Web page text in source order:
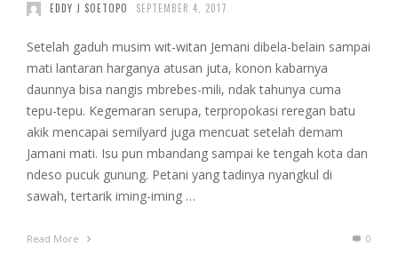
EDDY J SOETOPO SEPTEMBER 4, 2017
Setelah gaduh musim wit-witan Jemani dibela-belain sampai
mati lantaran harganya atusan juta, konon kabarnya
daunnya bisa nangis mbrebes-mili, ndak tahunya cuma
tepu-tepu. Kegemaran serupa, terpropokasi reregan batu
akik mencapai semilyard juga mencuat setelah demam
Jamani mati. Isu pun mbandang sampai ke tengah kota dan
ndeso pucuk gunung. Petani yang tadinya nyangkul di
sawah, tertarik iming-iming …
Read More 0